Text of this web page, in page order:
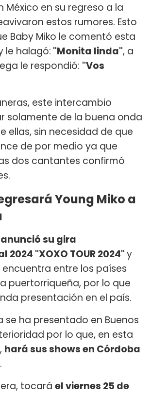
México en su regreso a la
estos rumores. Esto
Baby Miko le comentó esta
le halagó: "Monita linda", a
le respondió: "Vos
este intercambio
solamente de la buena onda
ellas, sin necesidad de que
de por medio ya que
dos cantantes confirmó
Young Miko a
su gira
"XOXO TOUR 2024"y
entre los países
puertorriqueña, por lo que
presentación en el país.
se ha presentado en Buenos
por lo que, en esta
hará sus shows en Córdoba
.
tocará el viernes 25 de